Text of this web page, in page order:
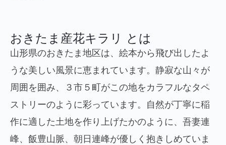
おきたま産花キラリ とは
山形県のおきたま地区は、絵本から飛び出したよ
うな美しい風景に恵まれています。静寂な山々が
周囲を囲み、３市５町がこの地をカラフルなタペ
ストリーのように彩っています。自然が丁寧に稲
作に適した土地を作り上げたかのように、吾妻連
峰、飯豊山脈、朝日連峰が優しく抱きしめていま